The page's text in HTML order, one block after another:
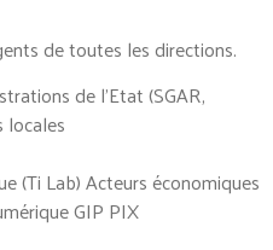
de toutes les directions.
de l’Etat (SGAR,
locales
(Ti Lab) Acteurs économiques
GIP PIX